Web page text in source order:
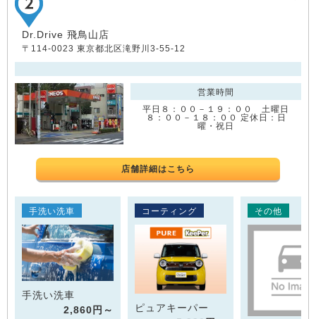
Dr.Drive 飛鳥山店
〒114-0023 東京都北区滝野川3-55-12
営業時間
平日８：００－１９：００ 土曜日
８：００－１８：００ 定休日：日
曜・祝日
店舗詳細はこちら
手洗い洗車
手洗い洗車
2,860円～
コーティング
ピュアキーパー
その他